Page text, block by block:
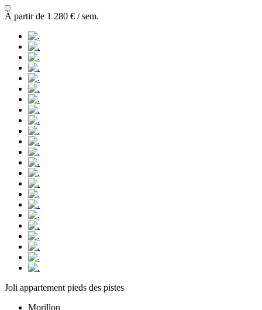
À partir de 1 280 € / sem.
Joli appartement pieds des pistes
Morillon